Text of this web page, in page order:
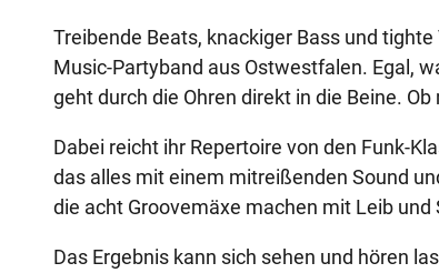
Treibende Beats, knackiger Bass und
Music-Partyband aus Ostwestfalen. Egal,
geht durch die Ohren direkt in die Beine.
Dabei reicht ihr Repertoire von den Funk-
das alles mit einem mitreißenden Sound
die acht Groovemäxe machen mit Leib
Das Ergebnis kann sich sehen und hören